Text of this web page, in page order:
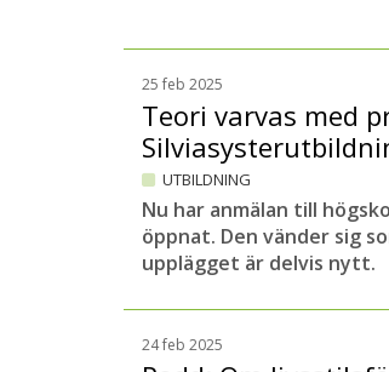
25 feb 2025
Teori varvas med
UTBILDNING
Nu har anmälan till
öppnat. Den vänder sig
upplägget är delvis nytt.
24 feb 2025